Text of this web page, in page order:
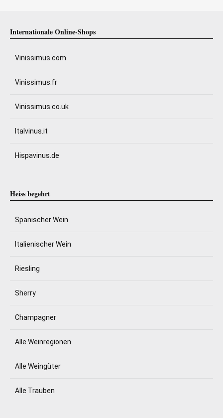
Internationale Online-Shops
Vinissimus.com
Vinissimus.fr
Vinissimus.co.uk
Italvinus.it
Hispavinus.de
Heiss begehrt
Spanischer Wein
Italienischer Wein
Riesling
Sherry
Champagner
Alle Weinregionen
Alle Weingüter
Alle Trauben